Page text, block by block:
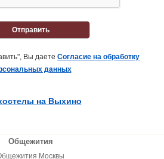
Отправить
Вы даете Согласие на обработку
данных
на Выхино
Общежития
Москвы